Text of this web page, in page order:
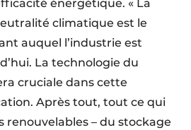
énergétique. « La
climatique est le
auquel l’industrie est
La technologie du
cruciale dans cette
Après tout, tout ce qui
renouvelables – du stockage